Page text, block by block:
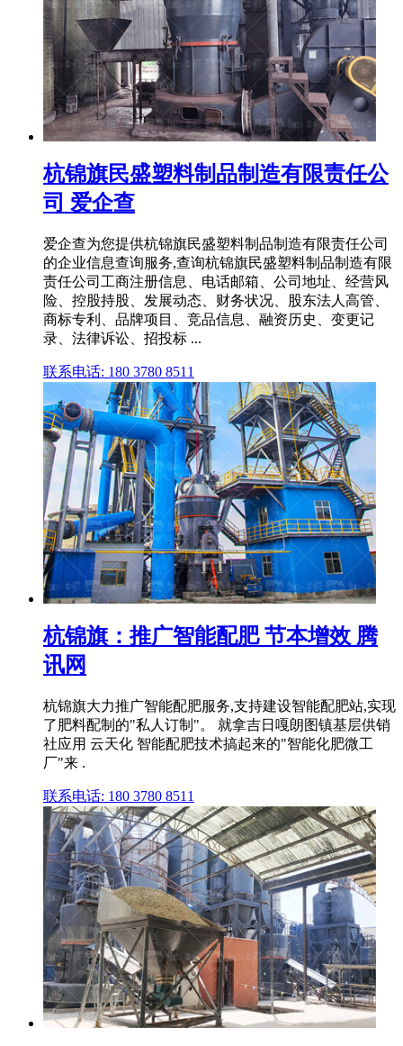
杭锦旗民盛塑料制品制造有限责任公
司 爱企查
爱企查为您提供杭锦旗民盛塑料制品制造有限责任公司
的企业信息查询服务,查询杭锦旗民盛塑料制品制造有限
责任公司工商注册信息、电话邮箱、公司地址、经营风
险、控股持股、发展动态、财务状况、股东法人高管、
商标专利、品牌项目、竞品信息、融资历史、变更记
录、法律诉讼、招投标 ...
联系电话: 180 3780 8511
杭锦旗：推广智能配肥 节本增效 腾
讯网
杭锦旗大力推广智能配肥服务,支持建设智能配肥站,实现
了肥料配制的"私人订制"。 就拿吉日嘎朗图镇基层供销
社应用 云天化 智能配肥技术搞起来的"智能化肥微工
厂"来 .
联系电话: 180 3780 8511